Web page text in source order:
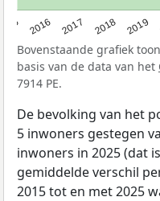
2016 2017 2018 2019
Bovenstaande grafiek
basis van de data van het
7914 PE.
De bevolking van het
5 inwoners gestegen
inwoners in 2025 (dat
gemiddelde verschil
2015 tot en met 2025